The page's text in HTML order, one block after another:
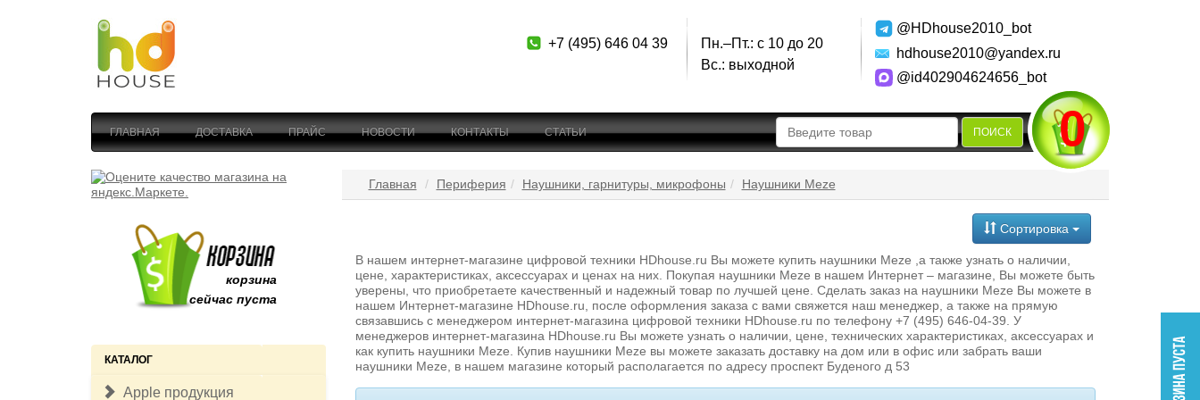
+7 (495) 646 04 39
Пн.–Пт.: с 10 до 20
Вс.: выходной
@HDhouse2010_bot
hdhouse2010@yandex.ru
@id402904624656_bot
ГЛАВНАЯ ДОСТАВКА ПРАЙС НОВОСТИ КОНТАКТЫ СТАТЬИ ПОИСК 0
корзина
сейчас пуста
КАТАЛОГ
Apple продукция
Главная Периферия Наушники, гарнитуры, микрофоны Наушники Meze
Сортировка
В нашем интернет-магазине цифровой техники HDhouse.ru Вы можете купить наушники Meze ,а также узнать о наличии,
цене, характеристиках, аксессуарах и ценах на них. Покупая наушники Meze в нашем Интернет – магазине, Вы можете быть
уверены, что приобретаете качественный и надежный товар по лучшей цене. Сделать заказ на наушники Meze Вы можете в
нашем Интернет-магазине HDhouse.ru, после оформления заказа с вами свяжется наш менеджер, а также на прямую
связавшись с менеджером интернет-магазина цифровой техники HDhouse.ru по телефону +7 (495) 646-04-39. У
менеджеров интернет-магазина HDhouse.ru Вы можете узнать о наличии, цене, технических характеристиках, аксессуарах и
как купить наушники Meze. Купив наушники Meze вы можете заказать доставку на дом или в офис или забрать ваши
наушники Meze, в нашем магазине который располагается по адресу проспект Буденого д 53